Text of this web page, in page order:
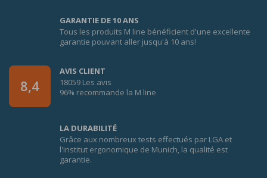
GARANTIE DE 10 ANS
Tous les produits M line bénéficient d'une excellente
garantie pouvant aller jusqu'à 10 ans!
8,4
AVIS CLIENT
18059 Les avis
96% recommande la M line
LA DURABILITÉ
Grâce aux nombreux tests effectués par LGA et
l'institut ergonomique de Munich, la qualité est
garantie.